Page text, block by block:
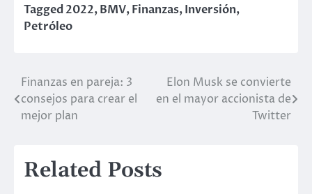
Tagged2022,BMV,Finanzas,Inversión,
Petróleo
Post
navigation
Finanzas en pareja: 3
consejos para crear el
mejor plan
Elon Musk se convierte
en el mayor accionista de
Twitter
Related Posts